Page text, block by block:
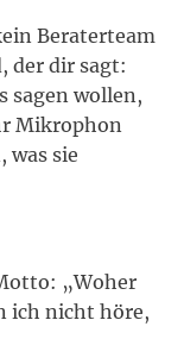
Beraterteam
der dir sagt:
sagen wollen,
Mikrophon
was sie
„Woher
ich nicht höre,